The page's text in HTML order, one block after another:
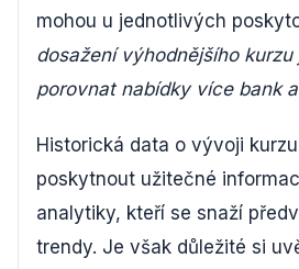
mohou u jednotlivých
dosažení výhodnějšího kurzu
porovnat nabídky více bank
Historická data o vývoji
poskytnout užitečné
analytiky, kteří se snaží
trendy. Je však důležité si